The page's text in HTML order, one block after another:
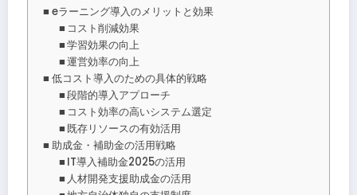
eラーニング導入のメリットと効果
コスト削減効果
学習効果の向上
運営効率の向上
低コスト導入のための具体的戦略
段階的導入アプローチ
コスト効率の高いシステム選定
既存リソースの有効活用
助成金・補助金の活用戦略
IT導入補助金2025の活用
人材開発支援助成金の活用